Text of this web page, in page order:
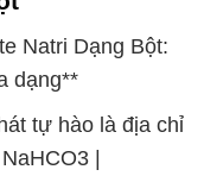
Natri Dạng Bột:
dạng**
tự hào là địa chỉ
|